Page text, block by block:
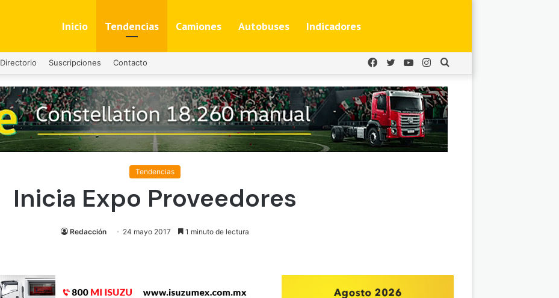
Inicio Tendencias Camiones Autobuses Indicadores
Directorio Suscripciones Contacto
Buscar
Instagram
YouTube
Twitter
Facebook
Tendencias
Inicia Expo Proveedores
Redacción 24 mayo 2017 1 minuto de lectura